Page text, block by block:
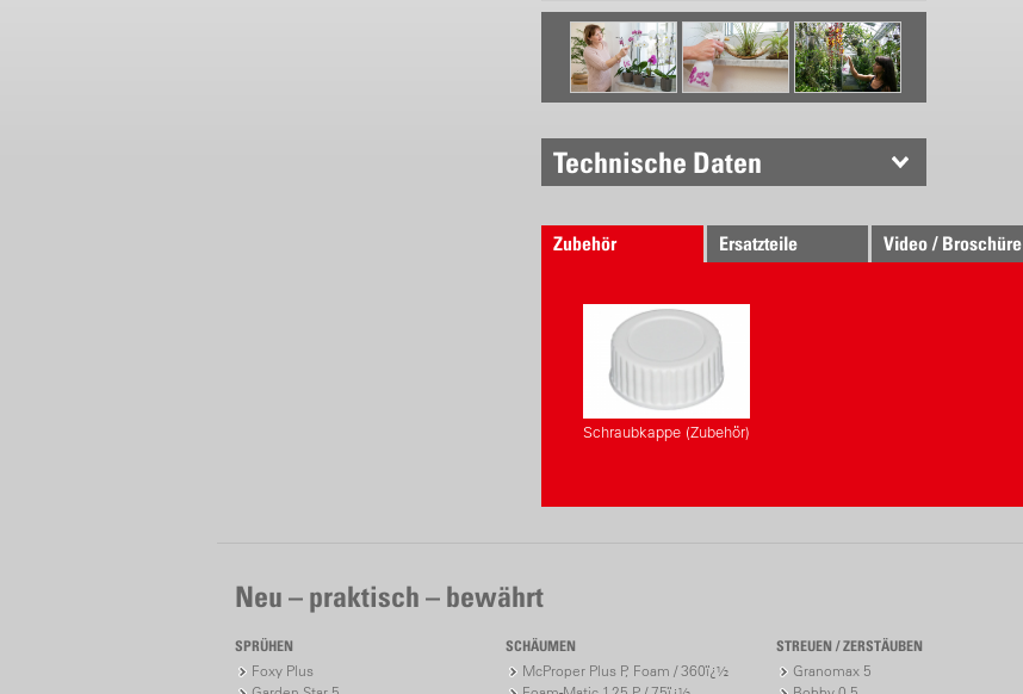
Technische Daten
Zubehör Ersatzteile Video / Broschüre
Schraubkappe (Zubehör)
Neu – praktisch – bewährt
SPRÜHEN
Foxy Plus
SCHÄUMEN
McProper Plus P, Foam / 360ï¿½
STREUEN / ZERSTÄUBEN
Granomax 5